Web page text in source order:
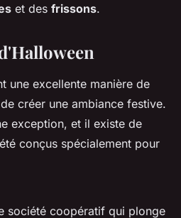
et des frissons.
une excellente manière de
créer une ambiance festive.
exception, et il existe de
conçus spécialement pour
société coopératif qui plonge